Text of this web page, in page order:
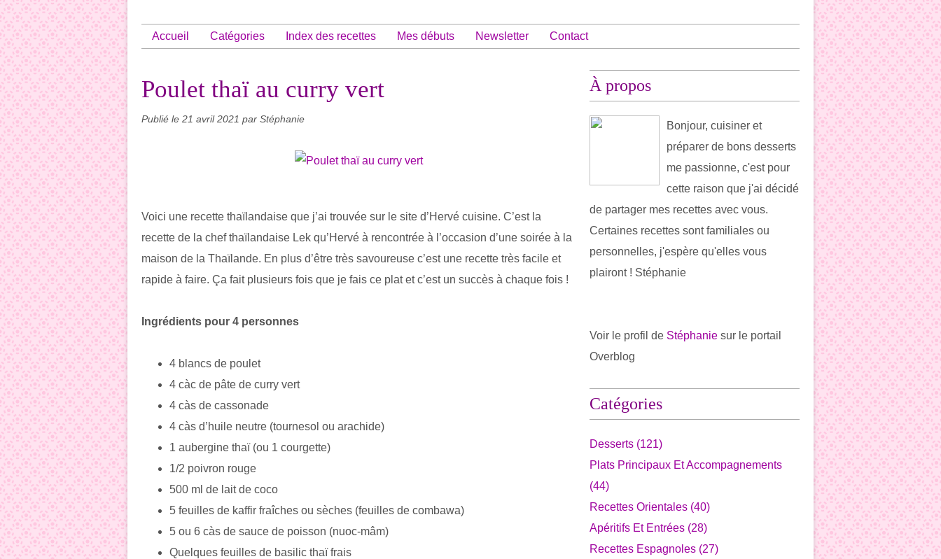
Accueil Catégories Index des recettes Mes débuts Newsletter Contact
Poulet thaï au curry vert
Publié le 21 avril 2021 par Stéphanie
Voici une recette thaïlandaise que j’ai trouvée sur le site d’Hervé cuisine. C’est la
recette de la chef thaïlandaise Lek qu’Hervé à rencontrée à l’occasion d’une soirée à la
maison de la Thaïlande. En plus d’être très savoureuse c’est une recette très facile et
rapide à faire. Ça fait plusieurs fois que je fais ce plat et c’est un succès à chaque fois !
Ingrédients pour 4 personnes
4 blancs de poulet
4 càc de pâte de curry vert
4 càs de cassonade
4 càs d’huile neutre (tournesol ou arachide)
1 aubergine thaï (ou 1 courgette)
1/2 poivron rouge
500 ml de lait de coco
5 feuilles de kaffir fraîches ou sèches (feuilles de combawa)
5 ou 6 càs de sauce de poisson (nuoc-mâm)
Quelques feuilles de basilic thaï frais
À propos
Bonjour, cuisiner et
préparer de bons desserts
me passionne, c'est pour
cette raison que j'ai décidé
de partager mes recettes avec vous.
Certaines recettes sont familiales ou
personnelles, j'espère qu'elles vous
plairont ! Stéphanie
Voir le profil de Stéphanie sur le portail
Overblog
Catégories
Desserts (121)
Plats Principaux Et Accompagnements
(44)
Recettes Orientales (40)
Apéritifs Et Entrées (28)
Recettes Espagnoles (27)